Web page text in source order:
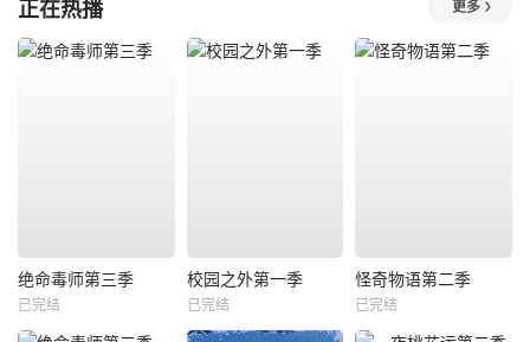
正在热播 更多
绝命毒师第三季
已完结
校园之外第一季
已完结
怪奇物语第二季
已完结